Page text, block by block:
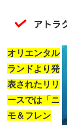
アトラ
オリエンタル
ランドより発
表されたリリ
ースでは「ニ
モ＆フレン